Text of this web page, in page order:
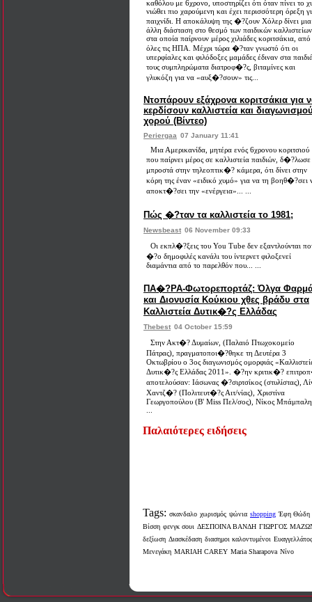
καθόλου με 6χρονο, υποστηρίζει ότι όταν πίνει το
νιώθει πιο χαρούμενη και έχει περισσότερη όρεξη
παιχνίδι. Η αποκάλυψη της �?ζουν Χόλερ δίνει μια
άλλη διάσταση στο θεσμό των παιδικών
στα οποία παίρνουν μέρος χιλιάδες κοριτσάκια, από
όλες τις ΗΠΑ. Μέχρι τώρα �?ταν γνωστό ότι οι
υπερφίαλες και φιλόδοξες μαμάδες έδιναν στα
τους συμπληρώματα διατροφ�?ς, βιταμίνες και
γλυκόζη για να «αυξ�?σουν» τις...
Ντοπάρουν εξάχρονα κοριτσάκια για
κερδίσουν καλλιστεία και
χορού (Βίντεο)
Periergaa 07 January 11:41
Μια Αμερικανίδα, μητέρα ενός 6χρονου κοριτσιού
που παίρνει μέρος σε καλλιστεία παιδιών, δ�?λωσε
μπροστά στην τηλεοπτικ�? κάμερα, ότι δίνει στην
κόρη της έναν «ειδικό χυμό» για να τη βοηθ�?σει
αποκτ�?σει την «ενέργεια»... ...
Πώς �?ταν τα καλλιστεία το 1981;
Newsbeast 06 November 09:33
Οι εκπλ�?ξεις του You Tube δεν εξαντλούνται
�?ο δημοφιλές κανάλι του ίντερνετ φιλοξενεί
διαμάντια από το παρελθόν που... ...
ΠΑ�?ΡΑ-Φωτορεπορτάζ: Όλγα
και Διονυσία Κούκιου χθες βράδυ στα
Καλλιστεία Δυτικ�?ς Ελλάδας
Thebest 04 October 15:59
Στην Ακτ�? Δυμαίων, (Παλαιό Πτωχοκομείο
Πάτρας), πραγματοποι�?θηκε τη Δευτέρα 3
Οκτωβρίου ο 3ος διαγωνισμός ομορφιάς
Δυτικ�?ς Ελλάδας 2011». �?ην κριτικ�?
αποτελούσαν: Ιάσωνας �?σιρτσίκος (στυλίστας),
Χαντζ�? (Πολιτευτ�?ς Αιτ/νίας), Χριστίνα
Γεωργοπούλου (Β' Miss Πελ/σος), Νίκος
Παλαιότερες ειδήσεις
Tags: σκανδαλο χωρισμός ψώνια shopping Έφη Θώδη
Βίσση φενγκ σουι ΔΕΣΠΟΙΝΑ ΒΑΝΔΗ ΓΙΩΡΓΟΣ
δεξίωση Διασκέδαση διασημοι καλοντυμένοι Ευαγγελλάτος
Μενεγάκη MARIAH CAREY Maria Sharapova Νίνο